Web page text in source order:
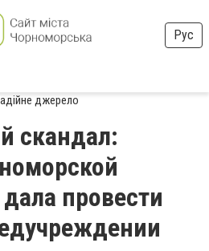
Рус
джерело
скандал:
провести